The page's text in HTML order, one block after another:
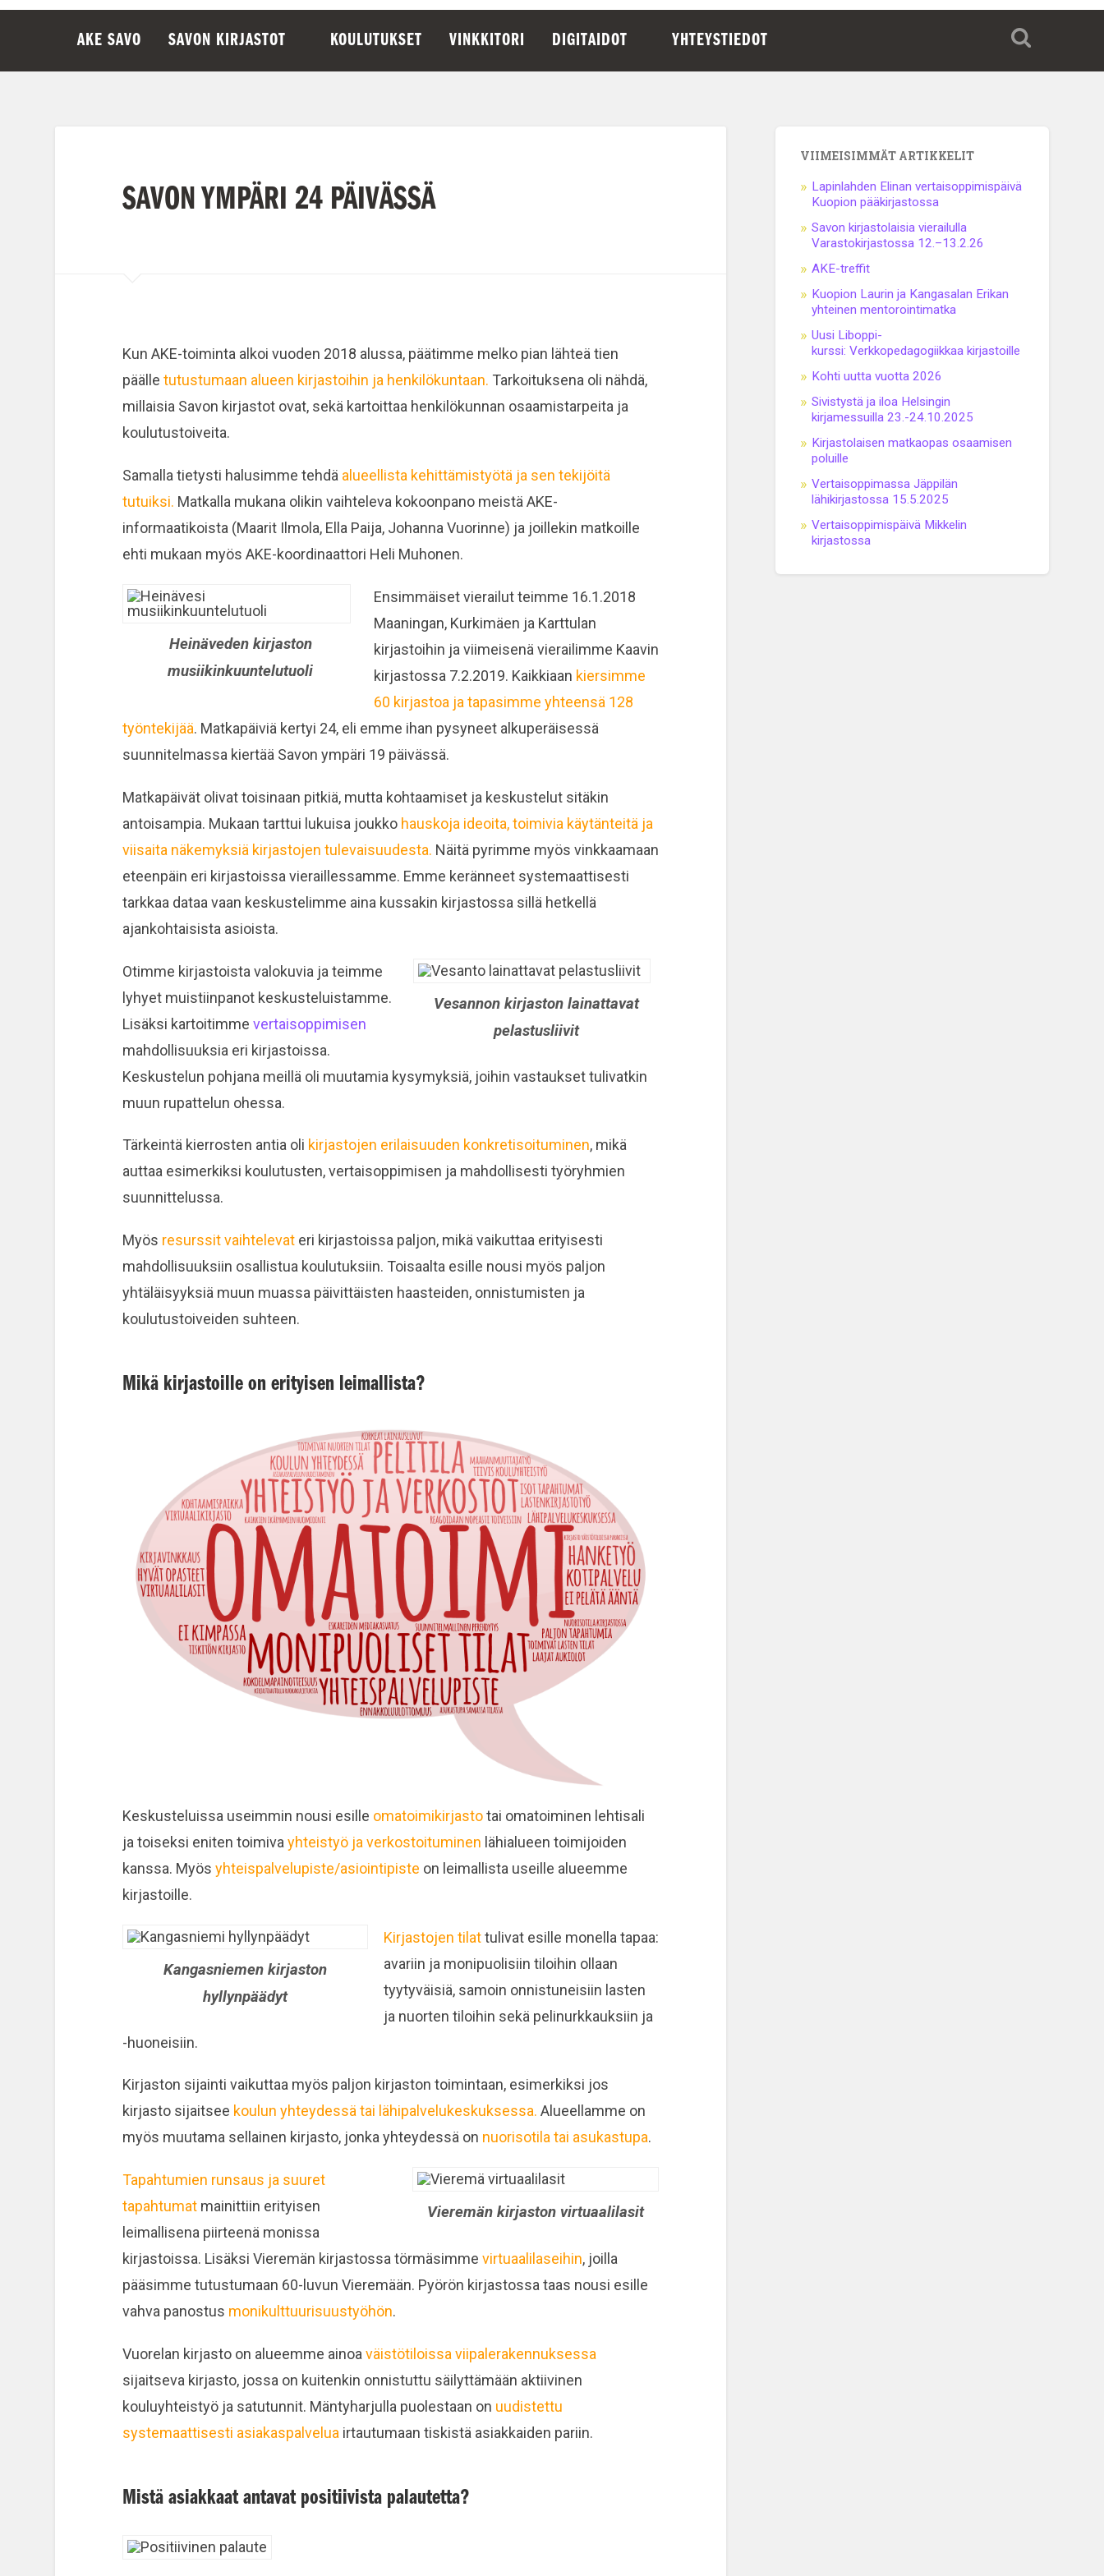
AKE SAVO SAVON KIRJASTOT KOULUTUKSET VINKKITORI DIGITAIDOT YHTEYSTIEDOT
SAVON YMPÄRI 24 PÄIVÄSSÄ
Kun AKE-toiminta alkoi vuoden 2018 alussa, päätimme melko pian lähteä tien
päälle tutustumaan alueen kirjastoihin ja henkilökuntaan. Tarkoituksena oli nähdä,
millaisia Savon kirjastot ovat, sekä kartoittaa henkilökunnan osaamistarpeita ja
koulutustoiveita.
Samalla tietysti halusimme tehdä alueellista kehittämistyötä ja sen tekijöitä
tutuiksi. Matkalla mukana olikin vaihteleva kokoonpano meistä AKE-
informaatikoista (Maarit Ilmola, Ella Paija, Johanna Vuorinne) ja joillekin matkoille
ehti mukaan myös AKE-koordinaattori Heli Muhonen.
Heinäveden kirjaston
musiikinkuuntelutuoli
Ensimmäiset vierailut teimme 16.1.2018
Maaningan, Kurkimäen ja Karttulan
kirjastoihin ja viimeisenä vierailimme Kaavin
kirjastossa 7.2.2019. Kaikkiaan kiersimme
60 kirjastoa ja tapasimme yhteensä 128
työntekijää. Matkapäiviä kertyi 24, eli emme ihan pysyneet alkuperäisessä
suunnitelmassa kiertää Savon ympäri 19 päivässä.
Matkapäivät olivat toisinaan pitkiä, mutta kohtaamiset ja keskustelut sitäkin
antoisampia. Mukaan tarttui lukuisa joukko hauskoja ideoita, toimivia käytänteitä ja
viisaita näkemyksiä kirjastojen tulevaisuudesta. Näitä pyrimme myös vinkkaamaan
eteenpäin eri kirjastoissa vieraillessamme. Emme keränneet systemaattisesti
tarkkaa dataa vaan keskustelimme aina kussakin kirjastossa sillä hetkellä
ajankohtaisista asioista.
Vesannon kirjaston lainattavat
pelastusliivit
Otimme kirjastoista valokuvia ja teimme
lyhyet muistiinpanot keskusteluistamme.
Lisäksi kartoitimme vertaisoppimisen
mahdollisuuksia eri kirjastoissa.
Keskustelun pohjana meillä oli muutamia kysymyksiä, joihin vastaukset tulivatkin
muun rupattelun ohessa.
Tärkeintä kierrosten antia oli kirjastojen erilaisuuden konkretisoituminen, mikä
auttaa esimerkiksi koulutusten, vertaisoppimisen ja mahdollisesti työryhmien
suunnittelussa.
Myös resurssit vaihtelevateri kirjastoissa paljon, mikä vaikuttaa erityisesti
mahdollisuuksiin osallistua koulutuksiin. Toisaalta esille nousi myös paljon
yhtäläisyyksiä muun muassa päivittäisten haasteiden, onnistumisten ja
koulutustoiveiden suhteen.
Mikä kirjastoille on erityisen leimallista?
Keskusteluissa useimmin nousi esille omatoimikirjastotai omatoiminen lehtisali
ja toiseksi eniten toimiva yhteistyö ja verkostoituminen lähialueen toimijoiden
kanssa. Myös yhteispalvelupiste/asiointipiste on leimallista useille alueemme
kirjastoille.
Kangasniemen kirjaston
hyllynpäädyt
Kirjastojen tilattulivat esille monella tapaa:
avariin ja monipuolisiin tiloihin ollaan
tyytyväisiä, samoin onnistuneisiin lasten
ja nuorten tiloihin sekä pelinurkkauksiin ja
-huoneisiin.
Kirjaston sijainti vaikuttaa myös paljon kirjaston toimintaan, esimerkiksi jos
kirjasto sijaitsee koulun yhteydessä tai lähipalvelukeskuksessa. Alueellamme on
myös muutama sellainen kirjasto, jonka yhteydessä on nuorisotila tai asukastupa.
Vieremän kirjaston virtuaalilasit
Tapahtumien runsaus ja suuret
tapahtumatmainittiin erityisen
leimallisena piirteenä monissa
kirjastoissa. Lisäksi Vieremän kirjastossa törmäsimme virtuaalilaseihin, joilla
pääsimme tutustumaan 60-luvun Vieremään. Pyörön kirjastossa taas nousi esille
vahva panostus monikulttuurisuustyöhön.
Vuorelan kirjasto on alueemme ainoa väistötiloissa viipalerakennuksessa
sijaitseva kirjasto, jossa on kuitenkin onnistuttu säilyttämään aktiivinen
kouluyhteistyö ja satutunnit. Mäntyharjulla puolestaan on uudistettu
systemaattisesti asiakaspalvelua irtautumaan tiskistä asiakkaiden pariin.
Mistä asiakkaat antavat positiivista palautetta?
VIIMEISIMMÄT ARTIKKELIT
Lapinlahden Elinan vertaisoppimispäivä
Kuopion pääkirjastossa
Savon kirjastolaisia vierailulla
Varastokirjastossa 12.–13.2.26
AKE-treffit
Kuopion Laurin ja Kangasalan Erikan
yhteinen mentorointimatka
Uusi Liboppi-
kurssi: Verkkopedagogiikkaa kirjastoille
Kohti uutta vuotta 2026
Sivistystä ja iloa Helsingin
kirjamessuilla 23.-24.10.2025
Kirjastolaisen matkaopas osaamisen
poluille
Vertaisoppimassa Jäppilän
lähikirjastossa 15.5.2025
Vertaisoppimispäivä Mikkelin
kirjastossa